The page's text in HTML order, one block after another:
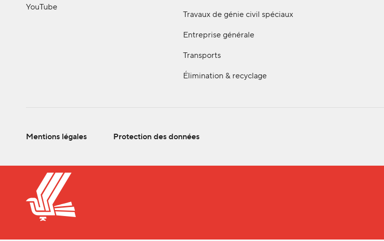
YouTube
Travaux de génie civil spéciaux
Entreprise générale
Transports
Élimination & recyclage
Mentions légales Protection des données